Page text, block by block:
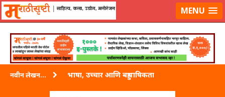
लॉग-इन करा|लेखक नोंदणी कराMENU
नवीन लेखन... भाषा, उच्चार आणि बहुभाषिकता